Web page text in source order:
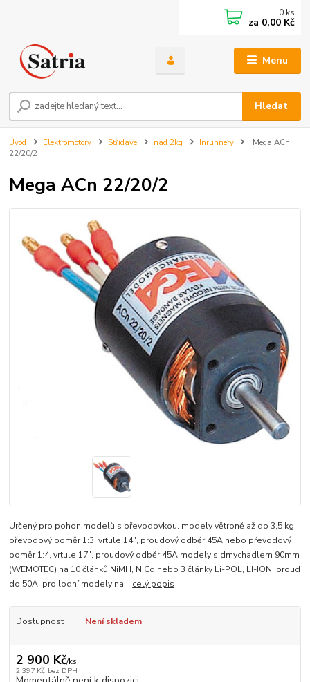
Menu
Hledat
0 ks
za 0,00 Kč
Úvod Elektromotory Střídavé nad 2kg Inrunnery
Mega ACn
22/20/2
Mega ACn 22/20/2
Určený pro pohon modelů s převodovkou. modely větroně až do 3,5 kg,
převodový poměr 1:3, vrtule 14", proudový odběr 45A nebo převodový
poměr 1:4, vrtule 17", proudový odběr 45A modely s dmychadlem 90mm
(WEMOTEC) na 10 článků NiMH, NiCd nebo 3 články Li-POL, LI-ION, proud
do 50A. pro lodní modely na... celý popis
Dostupnost Není skladem
2 900 Kč/ks
2 397 Kč bez DPH